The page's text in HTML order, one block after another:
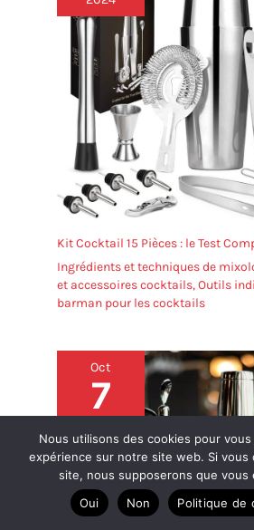
Kit Cocktail 15 Pièces : le Test
Ingrédients et techniques de
et accessoires cocktails,Outils
barman pour les cocktails
Oct
7
Nous utilisons des cookies pour
expérience sur notre site web. Si vous
site, nous supposerons que vous
Oui
Non Politique de